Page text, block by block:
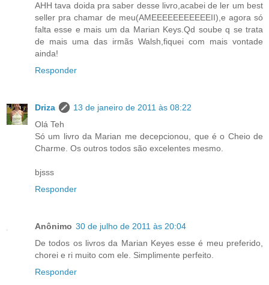
AHH tava doida pra saber desse livro,acabei de ler um best
seller pra chamar de meu(AMEEEEEEEEEEEII),e agora só
falta esse e mais um da Marian Keys.Qd soube q se trata
de mais uma das irmãs Walsh,fiquei com mais vontade
ainda!
Responder
Driza
13 de janeiro de 2011 às 08:22
Olá Teh
Só um livro da Marian me decepcionou, que é o Cheio de
Charme. Os outros todos são excelentes mesmo.
bjsss
Responder
Anônimo 30 de julho de 2011 às 20:04
De todos os livros da Marian Keyes esse é meu preferido,
chorei e ri muito com ele. Simplimente perfeito.
Responder